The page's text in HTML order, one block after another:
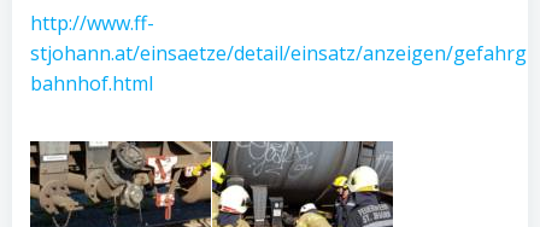
http://www.ff-
stjohann.at/einsaetze/detail/einsatz/anzeigen/
bahnhof.html